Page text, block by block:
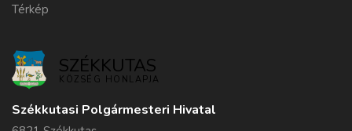
Térkép
SZÉKKUTAS
KÖZSÉG HONLAPJA
Székkutasi Polgármesteri Hivatal